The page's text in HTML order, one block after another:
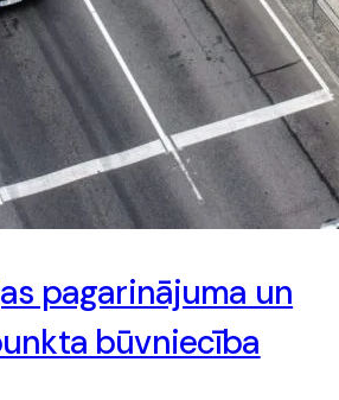
pagarinājuma un
būvniecība